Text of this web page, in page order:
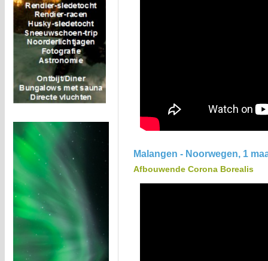
Malangen - Noorwegen, 1
Afbouwende Corona Borealis